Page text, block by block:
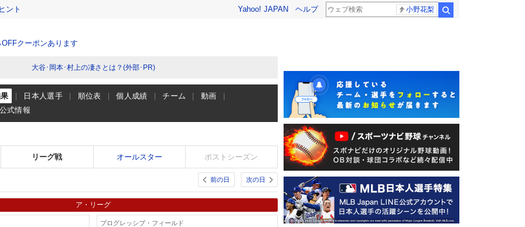
ント Yahoo! JAPAN ヘルプ 小野花梨
クーポンあります
大谷･岡本･村上の凄さとは？(外部･PR)
日本人選手 順位表 個人成績 チーム
動画
式情報
リーグ戦 オールスター ポストシーズン
前の日 次の日
ア・リーグ
プログレッシブ・フィールド